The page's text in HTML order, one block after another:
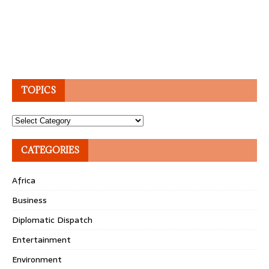
TOPICS
Topics
CATEGORIES
Africa
Business
Diplomatic Dispatch
Entertainment
Environment